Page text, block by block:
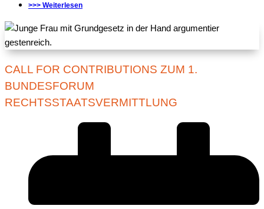
>>> Weiterlesen
CALL FOR CONTRIBUTIONS ZUM 1.
BUNDESFORUM
RECHTSSTAATSVERMITTLUNG